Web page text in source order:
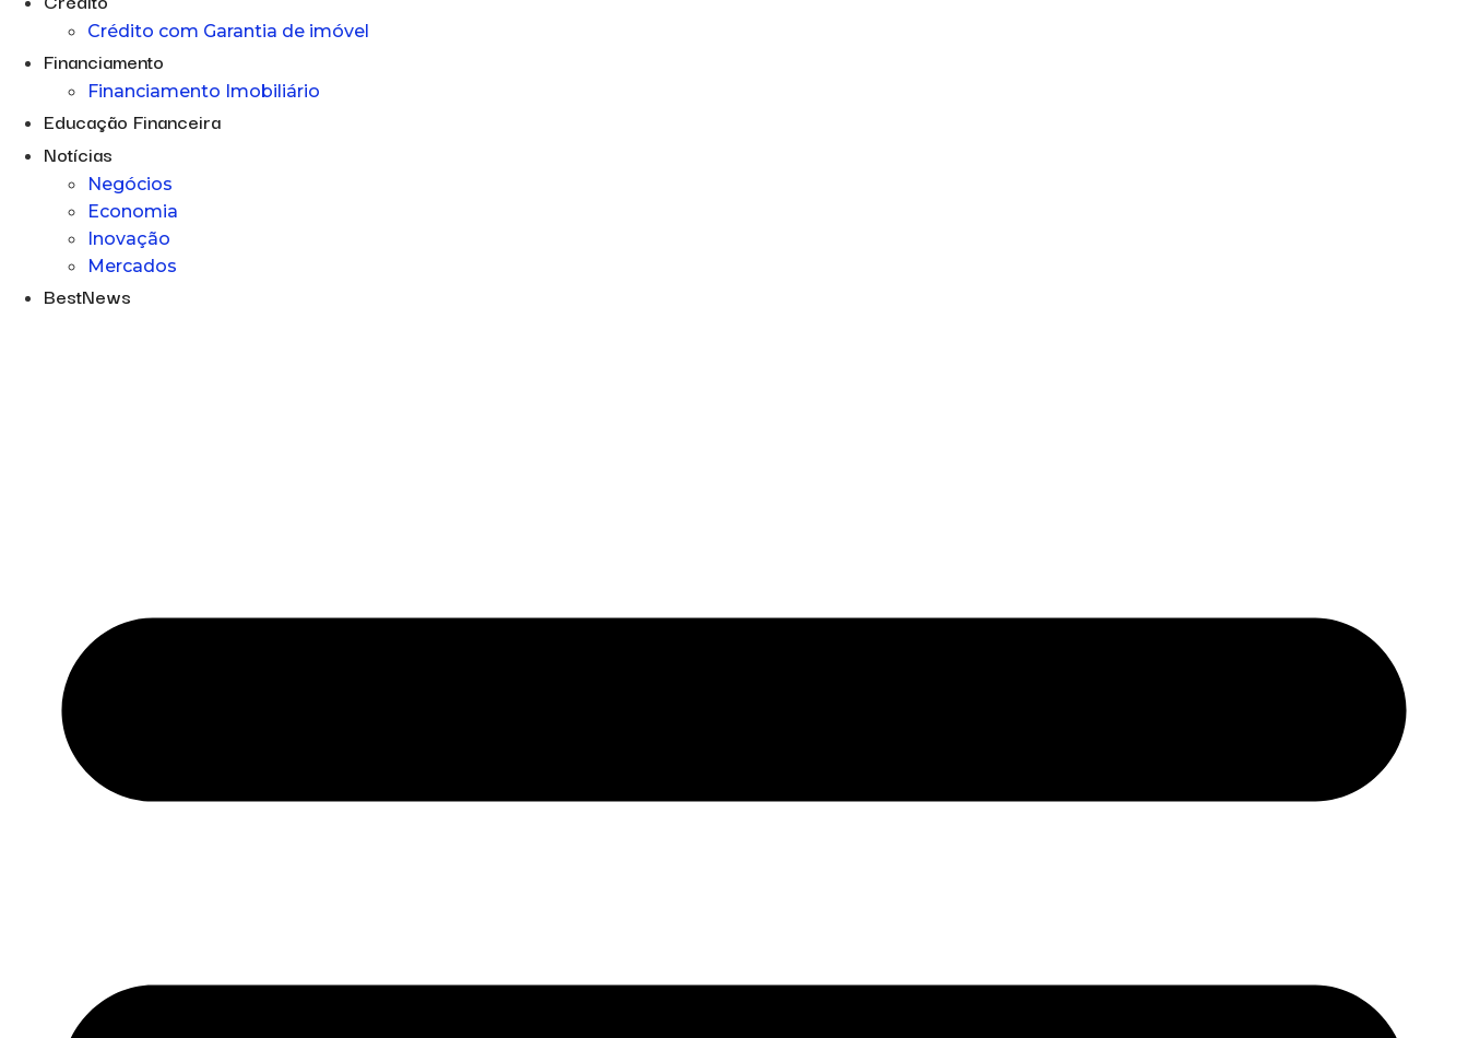
Crédito com Garantia de imóvel
Financiamento
Financiamento Imobiliário
Educação Financeira
Notícias
Negócios
Economia
Inovação
Mercados
BestNews